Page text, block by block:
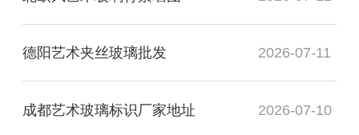
德阳艺术夹丝玻璃批发 2026-07-11
成都艺术玻璃标识厂家地址 2026-07-10